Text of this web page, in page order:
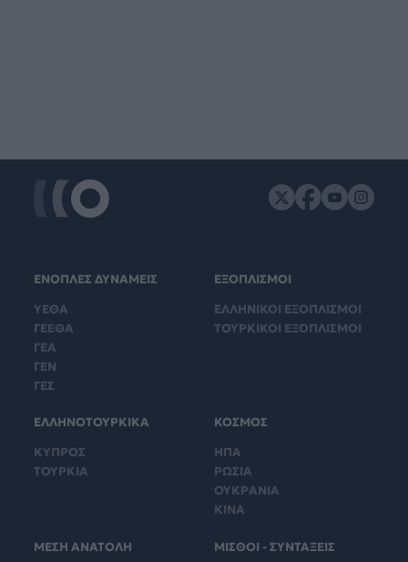
ΕΝΟΠΛΕΣ ΔΥΝΑΜΕΙΣ
ΥΕΘΑ
ΓΕΕΘΑ
ΓΕΑ
ΓΕΝ
ΓΕΣ
ΕΞΟΠΛΙΣΜΟΙ
ΕΛΛΗΝΙΚΟΙ ΕΞΟΠΛΙΣΜΟΙ
ΤΟΥΡΚΙΚΟΙ ΕΞΟΠΛΙΣΜΟΙ
ΕΛΛΗΝΟΤΟΥΡΚΙΚΑ
ΚΥΠΡΟΣ
ΤΟΥΡΚΙΑ
ΚΟΣΜΟΣ
ΗΠΑ
ΡΩΣΙΑ
ΟΥΚΡΑΝΙΑ
ΚΙΝΑ
ΜΕΣΗ ΑΝΑΤΟΛΗ ΜΙΣΘΟΙ - ΣΥΝΤΑΞΕΙΣ